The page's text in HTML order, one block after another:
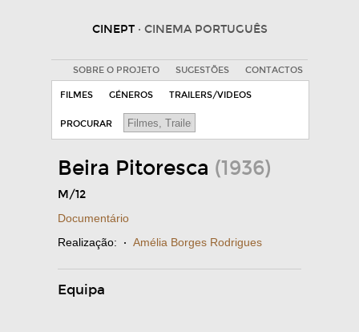
CINEPT · CINEMA PORTUGUÊS
SOBRE O PROJETO SUGESTÕES CONTACTOS
FILMES GÉNEROS TRAILERS/VIDEOS
PROCURAR
Beira Pitoresca (1936)
M/12
Documentário
Realização: · Amélia Borges Rodrigues
Equipa